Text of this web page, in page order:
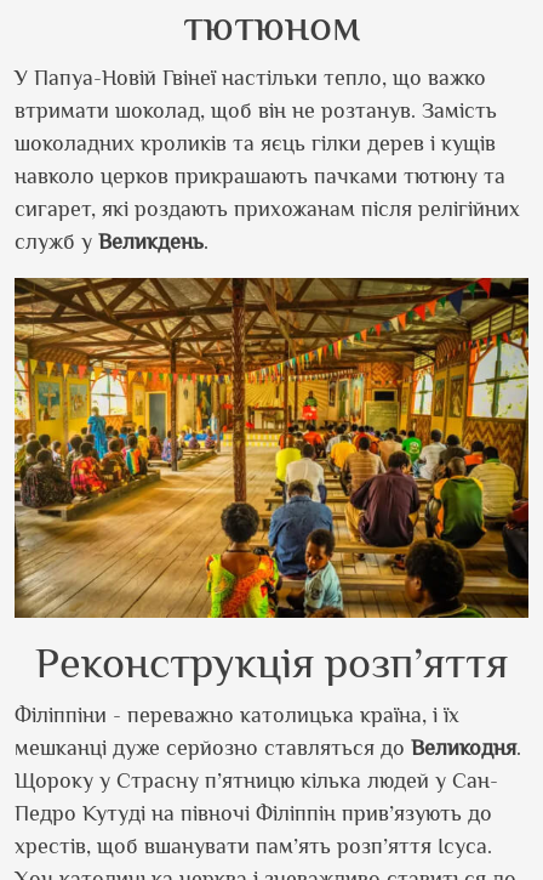
тютюном
У Папуа-Новій Гвінеї настільки тепло, що важко
втримати шоколад, щоб він не розтанув. Замість
шоколадних кроликів та яєць гілки дерев і кущів
навколо церков прикрашають пачками тютюну та
сигарет, які роздають прихожанам після релігійних
служб у Великдень.
Реконструкція розп’яття
Філіппіни - переважно католицька країна, і їх
мешканці дуже серйозно ставляться до Великодня.
Щороку у Страсну п’ятницю кілька людей у Сан-
Педро Кутуді на півночі Філіппін прив’язують до
хрестів, щоб вшанувати пам’ять розп’яття Ісуса.